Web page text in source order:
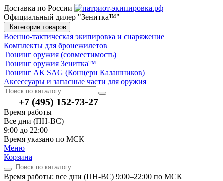
Доставка по России
Официальный дилер "Зенитка™"
Категории товаров
Военно-тактическая экипировка и снаряжение
Комплекты для бронежилетов
Тюнинг оружия (совместимость)
Тюнинг оружия Зенитка™
Тюнинг АК SAG (Концерн Калашников)
Аксессуары и запасные части для оружия
+7 (495) 152-73-27
Время работы
Все дни (ПН-ВС)
9:00 до 22:00
Время указано по МСК
Меню
Корзина
Время работы: все дни (ПН-ВС) 9:00–22:00 по МСК